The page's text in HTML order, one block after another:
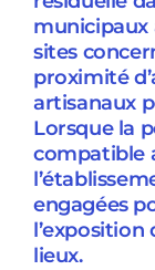
municipaux
sites
proximité
artisanaux
Lorsque la
compatible
engagées
lieux.